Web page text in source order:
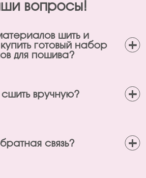
вопросы!
+
шить и
готовый набор
для пошива?
+
вручную?
+
связь?